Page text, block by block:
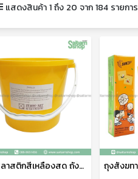
แสดงสินค้า 1 ถึง 20 จาก 184 รายการ
ถังน้ำพลาสติกสีเหลืองสด ถังสังฆทาน 2.5K No.205 SRT